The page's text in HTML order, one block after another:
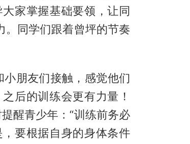
家掌握基础要领，让同
。同学们跟着曾坪的节奏
朋友们接触，感觉他们
后的训练会更有力量！
醒青少年：“训练前务必
要根据自身的身体条件